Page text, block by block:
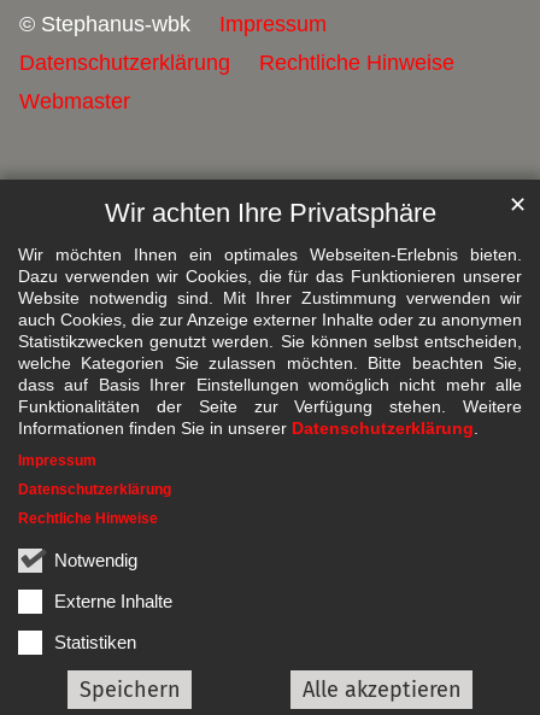
Wir achten Ihre Privatsphäre
Wir möchten Ihnen ein optimales Webseiten-Erlebnis bieten.
Dazu verwenden wir Cookies, die für das Funktionieren unserer
Website notwendig sind. Mit Ihrer Zustimmung verwenden wir
auch Cookies, die zur Anzeige externer Inhalte oder zu anonymen
Statistikzwecken genutzt werden. Sie können selbst entscheiden,
welche Kategorien Sie zulassen möchten. Bitte beachten Sie,
dass auf Basis Ihrer Einstellungen womöglich nicht mehr alle
Funktionalitäten der Seite zur Verfügung stehen. Weitere
Informationen finden Sie in unserer Datenschutzerklärung.
Notwendig
Externe Inhalte
Statistiken
Speichern Alle akzeptieren
✕
Impressum
Datenschutzerklärung
Rechtliche Hinweise
© Stephanus-wbk
Impressum
Datenschutzerklärung
Rechtliche Hinweise
Webmaster